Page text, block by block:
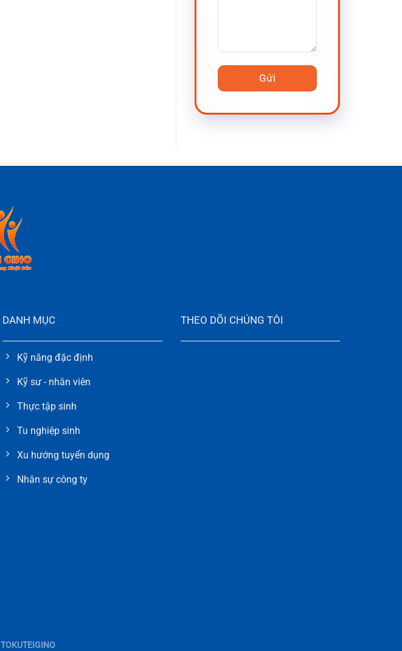
DANH MỤC
Kỹ năng đặc định
Kỹ sư - nhân viên
Thực tập sinh
Tu nghiệp sinh
Xu hướng tuyển dụng
Nhân sự công ty
THEO DÕI CHÚNG TÔI
TOKUTEIGINO